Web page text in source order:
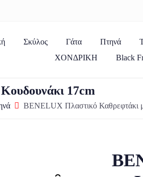
Σκύλος Γάτα Πτηνά
ΧΟΝΔΡΙΚΗ
Black
17cm
BENELUX Πλαστικό Καθρεφτάκι